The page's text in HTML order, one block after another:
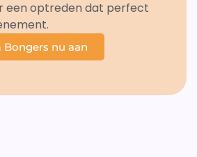
een optreden dat perfect
Bongers nu aan